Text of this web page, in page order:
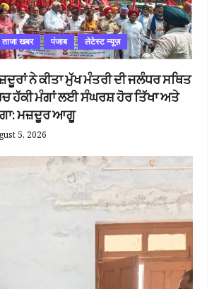
ताजा खबर पंजाब लेटेस्ट न्यूज़
ਨੇ ਕੀਤਾ ਮੁੱਖ ਮੰਤਰੀ ਦੀ ਜਲੰਧਰ ਸਥਿਤ
ਹੱਕੀ ਮੰਗਾਂ ਲਈ ਸੰਘਰਸ਼ ਹੋਰ ਤਿੱਖਾ ਅਤੇ
ਮਜ਼ਦੂਰ ਆਗੂ
5, 2026